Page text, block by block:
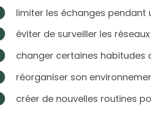
limiter les échanges pendant
éviter de surveiller les
changer certaines habitudes
réorganiser son
créer de nouvelles routines